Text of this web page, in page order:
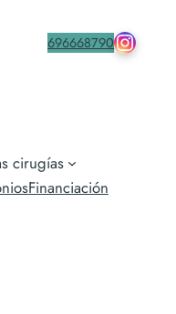
Contacta696668790
cirugías
Financiación